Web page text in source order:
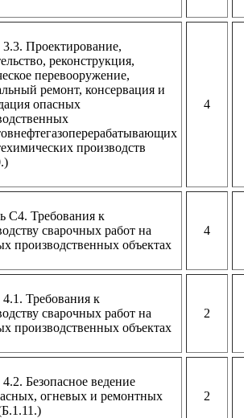
3.3. Проектирование,
реконструкция,
перевооружение,
ремонт, консервация и
опасных
производств
4
С4. Требования к
сварочных работ на
производственных объектах
4
4.1. Требования к
сварочных работ на
производственных объектах
2
4.2. Безопасное ведение
огневых и ремонтных
2